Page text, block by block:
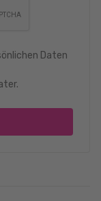
Daten